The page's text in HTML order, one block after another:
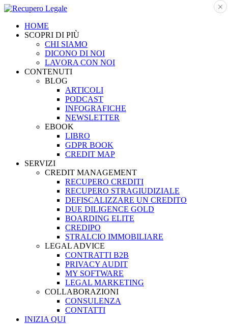
HOME
SCOPRI DI PIÙ
CHI SIAMO
DICONO DI NOI
LAVORA CON NOI
CONTENUTI
BLOG
ARTICOLI
PODCAST
INFOGRAFICHE
NEWSLETTER
EBOOK
LIBRO
GDPR BOOK
CREDIT MAP
SERVIZI
CREDIT MANAGEMENT
RECUPERO CREDITI
RECUPERO STRAGIUDIZIALE
DEFISCALIZZARE UN CREDITO
DUE DILIGENCE GOLD
BOARDING ELITE
CREDIPO
STRALCIO IMMOBILIARE
LEGAL ADVICE
CONTRATTI B2B
PRIVACY AUDIT
MY SOFTWARE
LEGAL MARKETING
COLLABORAZIONI
CONSULENZA
CONTATTI
INIZIA QUI